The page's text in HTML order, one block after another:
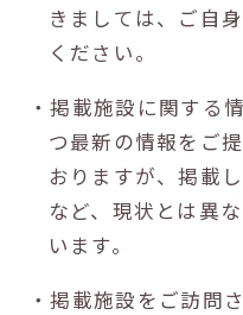
きましては、ご自
ください。
・掲載施設に関する
つ最新の情報をご
おりますが、掲載
など、現状とは異
います。
・掲載施設をご訪問